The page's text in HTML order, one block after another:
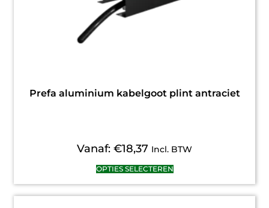
Prefa aluminium kabelgoot plint antraciet
Vanaf: €18,37 Incl. BTW
OPTIES SELECTEREN